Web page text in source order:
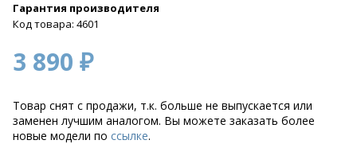
Гарантия производителя
Код товара: 4601
3 890 ₽
Товар снят с продажи, т.к. больше не выпускается или
заменен лучшим аналогом. Вы можете заказать более
новые модели по ссылке.